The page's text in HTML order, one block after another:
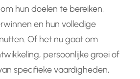
hun doelen te bereiken,
en hun volledige
Of het nu gaat om
persoonlijke groei of
specifieke vaardigheden,